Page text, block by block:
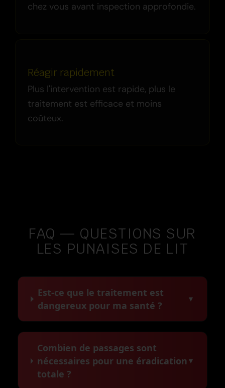
chez vous avant inspection approfondie.
Réagir rapidement
Plus l'intervention est rapide, plus le
traitement est efficace et moins
coûteux.
FAQ — QUESTIONS SUR
LES PUNAISES DE LIT
Est-ce que le traitement est
dangereux pour ma santé ?
▼
Combien de passages sont
nécessaires pour une éradication
totale ?
▼